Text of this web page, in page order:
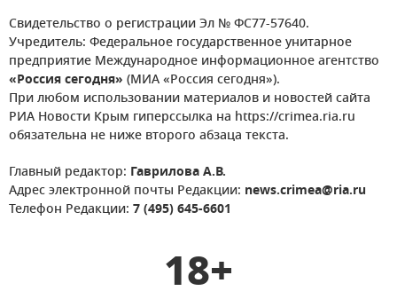
Свидетельство о регистрации Эл № ФС77-57640.
Учредитель: Федеральное государственное унитарное
предприятие Международное информационное агентство
«Россия сегодня» (МИА «Россия сегодня»).
При любом использовании материалов и новостей сайта
РИА Новости Крым гиперссылка на https://crimea.ria.ru
обязательна не ниже второго абзаца текста.
Главный редактор: Гаврилова А.В.
Адрес электронной почты Редакции: news.crimea@ria.ru
Телефон Редакции: 7 (495) 645-6601
18+